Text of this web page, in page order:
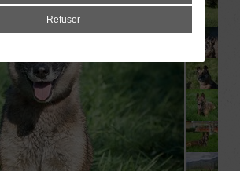
Refuser